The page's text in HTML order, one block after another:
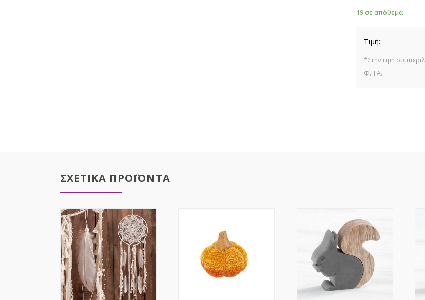
19 σε απόθεμα
ΣΧΕΤΙΚΑ ΠΡΟΪΟΝΤΑ